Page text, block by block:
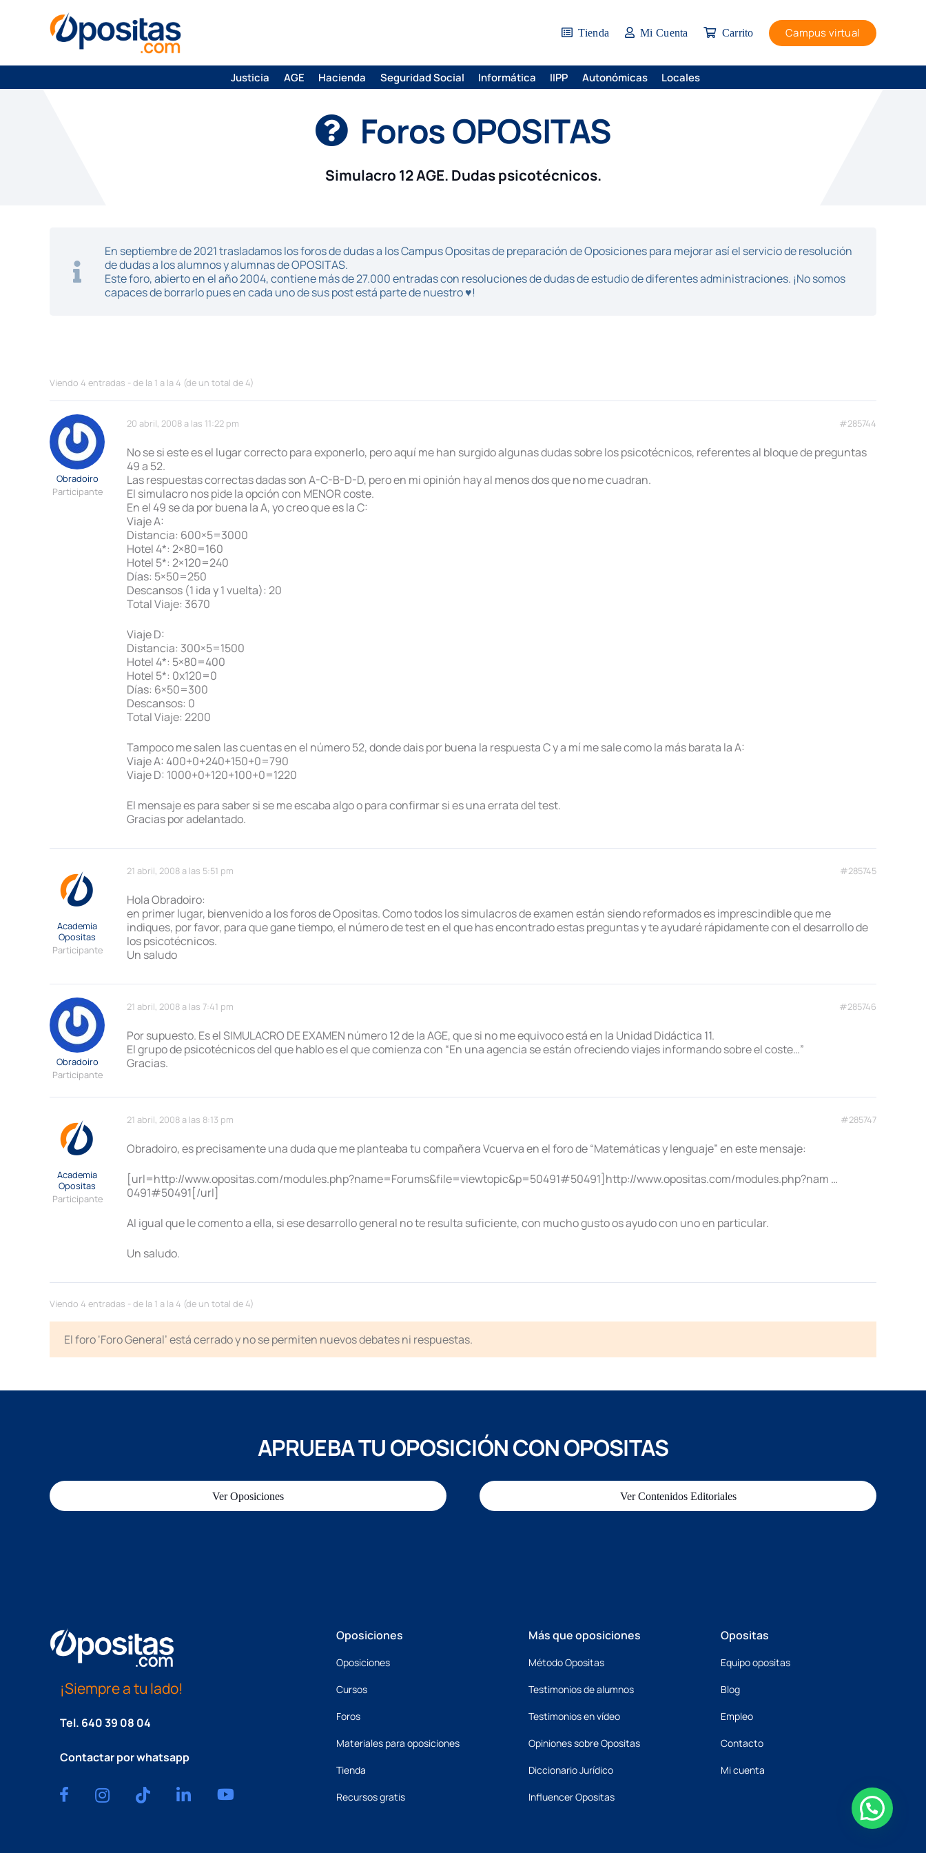
Tienda Mi Cuenta Carrito Campus virtual
Justicia AGE Hacienda Seguridad Social Informática IIPP Autonómicas Locales
Foros OPOSITAS
Simulacro 12 AGE. Dudas psicotécnicos.
En septiembre de 2021 trasladamos los foros de dudas a los Campus Opositas de preparación de Oposiciones para mejorar así el servicio de resolución
de dudas a los alumnos y alumnas de OPOSITAS.
Este foro, abierto en el año 2004, contiene más de 27.000 entradas con resoluciones de dudas de estudio de diferentes administraciones. ¡No somos
capaces de borrarlo pues en cada uno de sus post está parte de nuestro ♥!
Viendo 4 entradas - de la 1 a la 4 (de un total de 4)
20 abril, 2008 a las 11:22 pm #285744
Obradoiro
Participante
No se si este es el lugar correcto para exponerlo, pero aquí me han surgido algunas dudas sobre los psicotécnicos, referentes al bloque de preguntas
49 a 52.
Las respuestas correctas dadas son A-C-B-D-D, pero en mi opinión hay al menos dos que no me cuadran.
El simulacro nos pide la opción con MENOR coste.
En el 49 se da por buena la A, yo creo que es la C:
Viaje A:
Distancia: 600×5=3000
Hotel 4*: 2×80=160
Hotel 5*: 2×120=240
Días: 5×50=250
Descansos (1 ida y 1 vuelta): 20
Total Viaje: 3670
Viaje D:
Distancia: 300×5=1500
Hotel 4*: 5×80=400
Hotel 5*: 0x120=0
Días: 6×50=300
Descansos: 0
Total Viaje: 2200
Tampoco me salen las cuentas en el número 52, donde dais por buena la respuesta C y a mí me sale como la más barata la A:
Viaje A: 400+0+240+150+0=790
Viaje D: 1000+0+120+100+0=1220
El mensaje es para saber si se me escaba algo o para confirmar si es una errata del test.
Gracias por adelantado.
21 abril, 2008 a las 5:51 pm #285745
Academia
Opositas
Participante
Hola Obradoiro:
en primer lugar, bienvenido a los foros de Opositas. Como todos los simulacros de examen están siendo reformados es imprescindible que me
indiques, por favor, para que gane tiempo, el número de test en el que has encontrado estas preguntas y te ayudaré rápidamente con el desarrollo de
los psicotécnicos.
Un saludo
21 abril, 2008 a las 7:41 pm #285746
Obradoiro
Participante
Por supuesto. Es el SIMULACRO DE EXAMEN número 12 de la AGE, que si no me equivoco está en la Unidad Didáctica 11.
El grupo de psicotécnicos del que hablo es el que comienza con “En una agencia se están ofreciendo viajes informando sobre el coste…”
Gracias.
21 abril, 2008 a las 8:13 pm #285747
Academia
Opositas
Participante
Obradoiro, es precisamente una duda que me planteaba tu compañera Vcuerva en el foro de “Matemáticas y lenguaje” en este mensaje:
[url=http://www.opositas.com/modules.php?name=Forums&file=viewtopic&p=50491#50491]http://www.opositas.com/modules.php?nam …
0491#50491[/url]
Al igual que le comento a ella, si ese desarrollo general no te resulta suficiente, con mucho gusto os ayudo con uno en particular.
Un saludo.
Viendo 4 entradas - de la 1 a la 4 (de un total de 4)
El foro ‘Foro General’ está cerrado y no se permiten nuevos debates ni respuestas.
APRUEBA TU OPOSICIÓN CON OPOSITAS
Ver Oposiciones Ver Contenidos Editoriales
¡Siempre a tu lado!
Tel. 640 39 08 04
Contactar por whatsapp
Oposiciones
Oposiciones
Cursos
Foros
Materiales para oposiciones
Tienda
Recursos gratis
Más que oposiciones
Método Opositas
Testimonios de alumnos
Testimonios en vídeo
Opiniones sobre Opositas
Diccionario Jurídico
Influencer Opositas
Opositas
Equipo opositas
Blog
Empleo
Contacto
Mi cuenta